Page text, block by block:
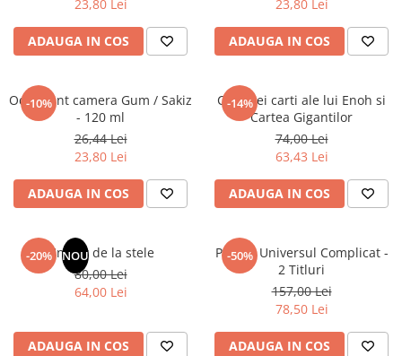
Senzatii/Suspans
Senzatii/Thriller
SF & Fantasy
Teatru
Teens Book Club
Birotica & Papetarie
Articole Birotica
Accesorii Arhivare
Instrumente de scris
23,80 Lei
ADAUGA IN COS
23,80 Lei
ADAUGA IN COS
-10%
Odorizant camera Gum / Sakiz
- 120 ml
26,44 Lei
23,80 Lei
ADAUGA IN COS
-14%
Cele trei carti ale lui Enoh si
Cartea Gigantilor
74,00 Lei
63,43 Lei
ADAUGA IN COS
-20% NOU
Un dar de la stele
80,00 Lei
64,00 Lei
ADAUGA IN COS
-50%
Pachet Universul Complicat -
2 Titluri
157,00 Lei
78,50 Lei
ADAUGA IN COS